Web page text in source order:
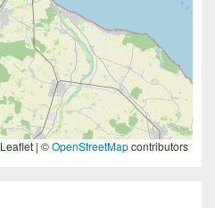
Leaflet | ©OpenStreetMapcontributors